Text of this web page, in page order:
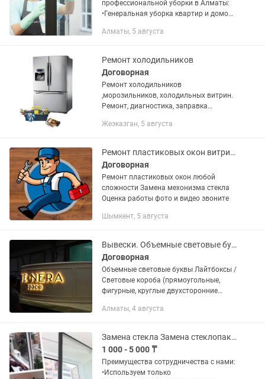
профессиональной уборки в Алматы:
•Генеральная уборка квартир и домов
после ремонта •Мытье окон и витрин
Алматы, 5 августа
Ремонт холодильников
Договорная
Ремонт холодильников
,морозильников, холодильных витрин.
Ремонт, диагностика, заправка
Жезказган, 5 августа
Ремонт пластиковых окон витрин витражи
Договорная
Ремонт пластиковых окон любой
сложности Замена мехонизма стекла
Оценка работы фото и видео звоните
Шымкент, 5 августа
Вывески. Объемные световые буквы. Лайтбоксы. Фотозоны
Договорная
Объемные световые буквы Лайтбоксы /
Световые короба (прямоугольные,
фигурные, круглые двухсторонние
витрин и окон (профессиональная
Алматы, 4 августа
Замена стекла Замена стеклопакетов
1 000 - 5 000 ₸
Преимущества сотрудничества с нами:
•Используем только